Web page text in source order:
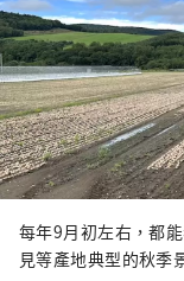
每年9月初左右，都
見等產地典型的秋季